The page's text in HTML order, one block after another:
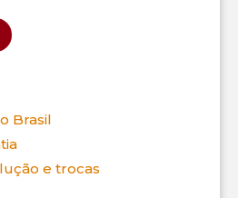
Brasil
e trocas